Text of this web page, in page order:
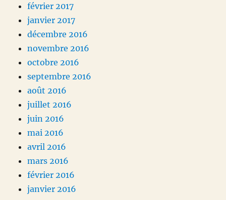
février 2017
janvier 2017
décembre 2016
novembre 2016
octobre 2016
septembre 2016
août 2016
juillet 2016
juin 2016
mai 2016
avril 2016
mars 2016
février 2016
janvier 2016